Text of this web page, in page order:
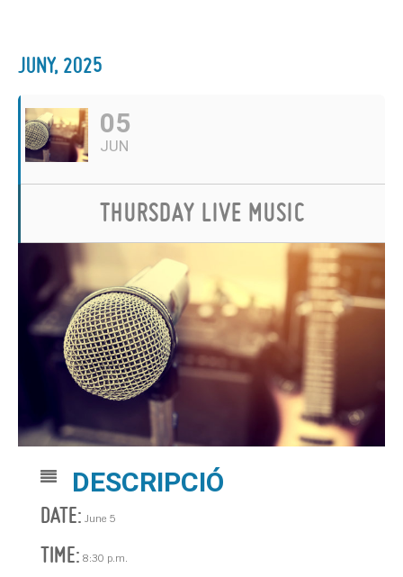
JUNY, 2025
05
JUN
THURSDAY LIVE MUSIC
DESCRIPCIÓ
DATE: June 5
TIME: 8:30 p.m.